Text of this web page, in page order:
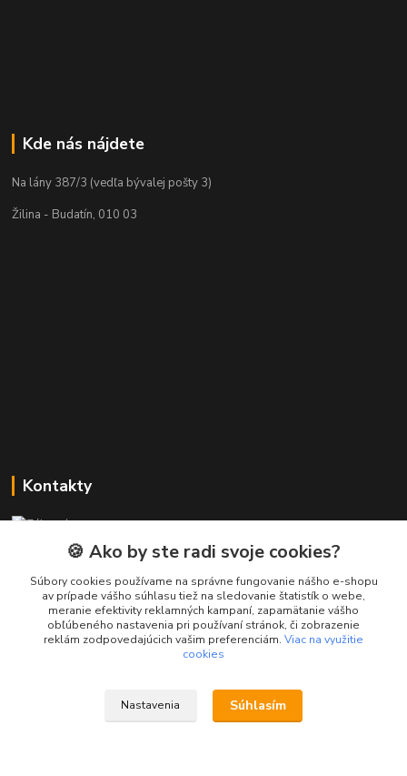
Kde nás nájdete
Na lány 387/3 (vedľa bývalej pošty 3)
Žilina - Budatín, 010 03
Kontakty
+421 911 010 560
Po-Pia, 13-17 hod.
info@presmartfon.sk
🍪 Ako by ste radi svoje cookies?
Súbory cookies používame na správne fungovanie nášho e-shopu
av prípade vášho súhlasu tiež na sledovanie štatistík o webe,
meranie efektivity reklamných kampaní, zapamätanie vášho
obľúbeného nastavenia pri používaní stránok, či zobrazenie
reklám zodpovedajúcich vašim preferenciám. Viac na využitie
cookies
Nastavenia Súhlasím